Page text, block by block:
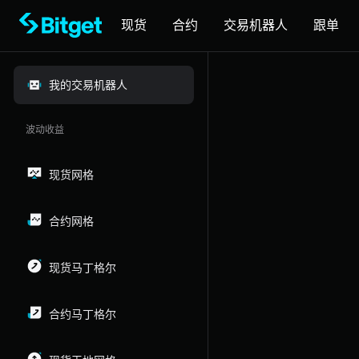
现货 合约 交易机器人 跟单
我的交易机器人
波动收益
现货网格
合约网格
现货马丁格尔
合约马丁格尔